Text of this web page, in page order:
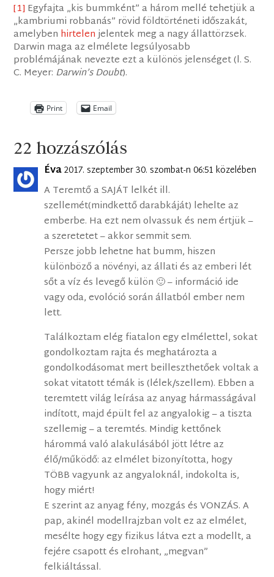
[1] Egyfajta „kis bummként” a három mellé tehetjük a
„kambriumi robbanás” rövid földtörténeti időszakát,
amelyben hirtelenjelentek meg a nagy állattörzsek.
Darwin maga az elmélete legsúlyosabb
problémájának nevezte ezt a különös jelenséget (l. S.
C. Meyer: Darwin’s Doubt).
Print Email
22 hozzászólás
Éva2017. szeptember 30. szombat-n 06:51 közelében
A Teremtő a SAJÁT lelkét ill.
szellemét(mindkettő darabkáját) lehelte az
emberbe. Ha ezt nem olvassuk és nem értjük –
a szeretetet – akkor semmit sem.
Persze jobb lehetne hat bumm, hiszen
különböző a növényi, az állati és az emberi lét
sőt a víz és levegő külön 🙂 – információ ide
vagy oda, evolóció során állatból ember nem
lett.
Találkoztam elég fiatalon egy elmélettel, sokat
gondolkoztam rajta és meghatározta a
gondolkodásomat mert beilleszthetőek voltak a
sokat vitatott témák is (lélek/szellem). Ebben a
teremtett világ leírása az anyag hármasságával
indított, majd épült fel az angyalokig – a tiszta
szellemig – a teremtés. Mindig kettőnek
hárommá való alakulásából jött létre az
élő/működő: az elmélet bizonyította, hogy
TÖBB vagyunk az angyaloknál, indokolta is,
hogy miért!
E szerint az anyag fény, mozgás és VONZÁS. A
pap, akinél modellrajzban volt ez az elmélet,
mesélte hogy egy fizikus látva ezt a modellt, a
fejére csapott és elrohant, „megvan”
felkiáltással.